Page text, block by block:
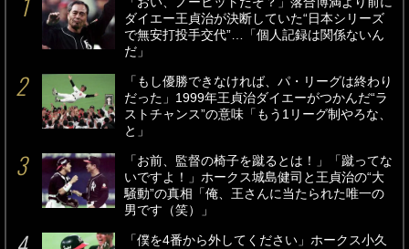
ダイエー王貞治が決断していた“日本シリーズ
で無安打投手交代”…「個人記録は関係ないん
だ」
「もし優勝できなければ、パ・リーグは終わり
だった」1999年王貞治ダイエーがつかんだ“ラ
ストチャンス”の意味「もう1リーグ制やろな、
と」
「お前、監督の椅子を蹴るとは！」「蹴ってな
いですよ！」ホークス城島健司と王貞治の“大
騒動”の真相「俺、王さんに当たられた唯一の
男です（笑）」
「僕を4番から外してください」ホークス小久